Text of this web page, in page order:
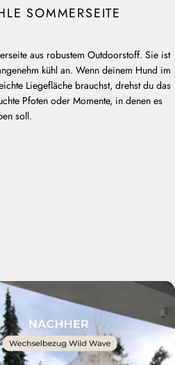
SOMMERSEITE
aus robustem Outdoorstoff. Sie ist
kühl an. Wenn deinem Hund im
Liegefläche brauchst, drehst du das
Pfoten oder Momente, in denen es
soll.